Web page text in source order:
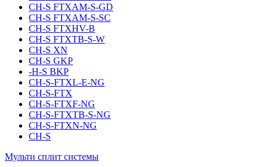
CH-S FTXAM-S-GD
CH-S FTXAM-S-SC
CH-S FTXHV-B
CH-S FTXTB-S-W
CH-S XN
CH-S GKP
-H-S BKP
CH-S-FTXL-E-NG
CH-S-FTX
CH-S-FTXF-NG
CH-S-FTXTB-S-NG
CH-S-FTXN-NG
CH-S
Мульти сплит системы